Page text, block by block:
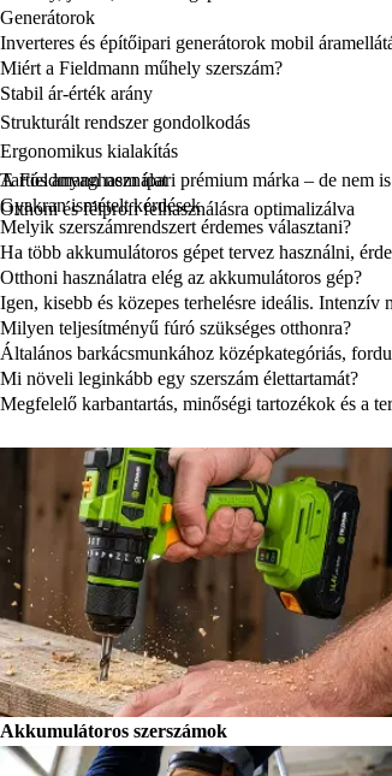
Generátorok
Inverteres és építőipari generátorok mobil
Miért a Fieldmann műhely szerszám?
Stabil ár-érték arány
Strukturált rendszer gondolkodás
Ergonomikus kialakítás
Tartós anyaghasználat
Otthoni és félprofi felhasználásra optimalizálva
A Fieldmann nem ipari prémium márka – de nem
Gyakran ismételt kérdések
Melyik szerszámrendszert érdemes választani?
Ha több akkumulátoros gépet tervez használni,
Otthoni használatra elég az akkumulátoros gép?
Igen, kisebb és közepes terhelésre ideális.
Milyen teljesítményű fúró szükséges otthonra?
Általános barkácsmunkához középkategóriás,
Mi növeli leginkább egy szerszám élettartamát?
Megfelelő karbantartás, minőségi tartozékok és a
Akkumulátoros szerszámok